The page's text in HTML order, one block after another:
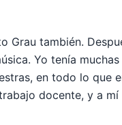
Grau también.
Yo tenía
en todo lo que
docente, y a